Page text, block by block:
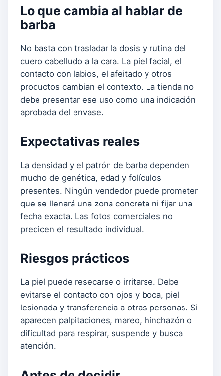
Lo que cambia al hablar de
barba
No basta con trasladar la dosis y rutina del
cuero cabelludo a la cara. La piel facial, el
contacto con labios, el afeitado y otros
productos cambian el contexto. La tienda no
debe presentar ese uso como una indicación
aprobada del envase.
Expectativas reales
La densidad y el patrón de barba dependen
mucho de genética, edad y folículos
presentes. Ningún vendedor puede prometer
que se llenará una zona concreta ni fijar una
fecha exacta. Las fotos comerciales no
predicen el resultado individual.
Riesgos prácticos
La piel puede resecarse o irritarse. Debe
evitarse el contacto con ojos y boca, piel
lesionada y transferencia a otras personas. Si
aparecen palpitaciones, mareo, hinchazón o
dificultad para respirar, suspende y busca
atención.